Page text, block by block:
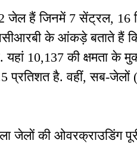
जेल हैं जिनमें 7 सेंट्रल, 16
के आंकड़े बताते हैं
10,137 की क्षमता के
प्रतिशत है. वहीं, सब-जेलों
जेलों की ओवरक्राउडिंग